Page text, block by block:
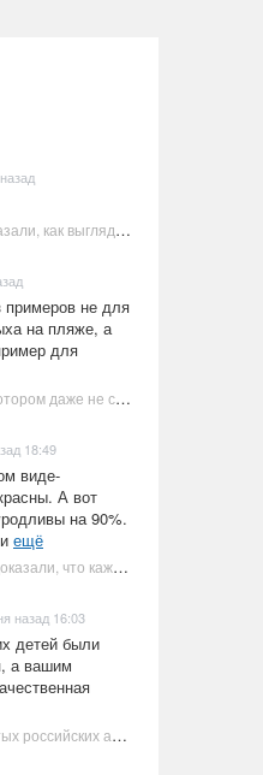
Глухие люди показали, как выглядят ругательства на языке жестов
примеров не для
на пляже, а
для
21 купальник, в котором даже не стоит пытаться плавать
18:49
виде-
А вот
на 90%.
ещё
Эти 25 женщин доказали, что каждое тело имеет право быть в бикини
назад 16:03
детей были
а вашим
Список знаменитых российских артистов-евреев | Ультрамарин